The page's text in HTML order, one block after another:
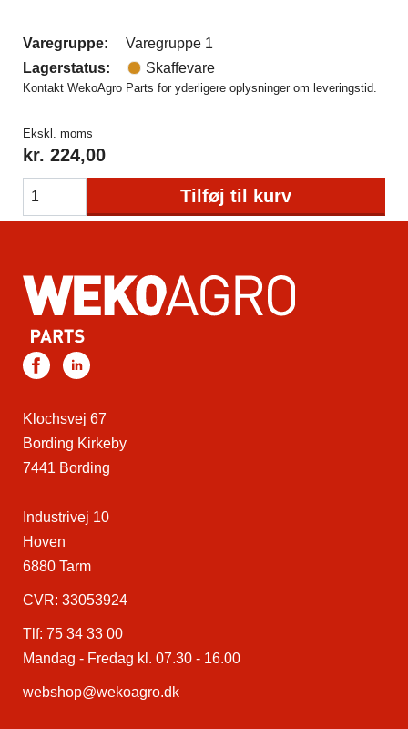
Varegruppe:
Varegruppe 1
Lagerstatus:
Skaffevare
Kontakt WekoAgro Parts for yderligere oplysninger om leveringstid.
Ekskl. moms
kr. 224,00
Tilføj til kurv
Klochsvej 67
Bording Kirkeby
7441 Bording
Industrivej 10
Hoven
6880 Tarm
CVR: 33053924
Tlf: 75 34 33 00
Mandag - Fredag kl. 07.30 - 16.00
webshop@wekoagro.dk